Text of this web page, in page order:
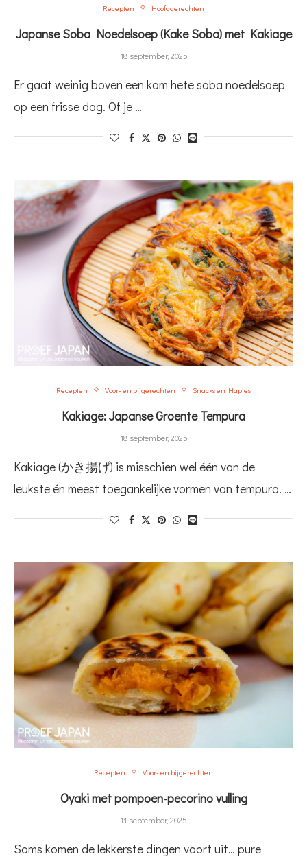
Recepten Hoofdgerechten
Japanse Soba Noedelsoep (Kake Soba) met Kakiage
18 september, 2025
Er gaat weinig boven een kom hete soba noedelsoep
op een frisse dag. Of je …
Recepten Voor- en bijgerechten Snacks en Hapjes
Kakiage: Japanse Groente Tempura
18 september, 2025
Kakiage (かき揚げ) is misschien wel één van de
leukste én meest toegankelijke vormen van tempura. …
Recepten Voor- en bijgerechten
Oyaki met pompoen-pecorino vulling
11 september, 2025
Soms komen de lekkerste dingen voort uit… pure